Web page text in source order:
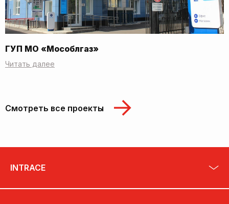
ГУП МО «Мособлгаз»
Читать далее
Смотреть все проекты
INTRACE